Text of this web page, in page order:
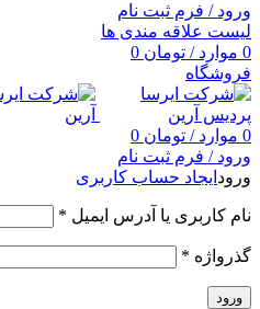
ورود / فرم ثبت نام
لیست علاقه مندی ها
0 موارد / تومان
فروشگاه
0 موارد / تومان
ورود / فرم ثبت نام
ورود ایجاد حساب کاربری
نام کاربری یا آدرس ایمیل *
گذرواژه *
ورود